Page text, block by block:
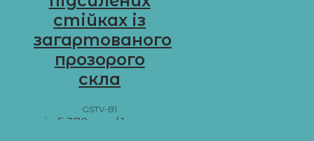
стійках із
загартованого
прозорого
скла
GSTV-B1
від 5 370
/ 1 м пог.